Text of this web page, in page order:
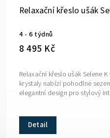
Relaxační křeslo ušák
4 - 6 týdnů
8 495 Kč
Detail
Relaxační křeslo ušák Selene
krystaly nabízí pohodlné
elegantní design pro stylový